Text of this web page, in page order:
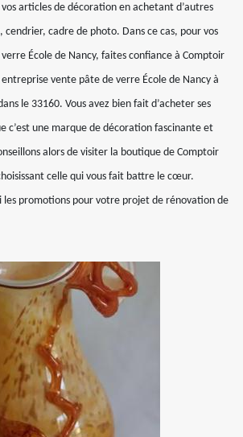
articles de décoration en achetant d’autres
cendrier, cadre de photo. Dans ce cas, pour vos
École de Nancy, faites confiance à Comptoir
vente pâte de verre École de Nancy à
le 33160. Vous avez bien fait d’acheter ses
c’est une marque de décoration fascinante et
alors de visiter la boutique de Comptoir
celle qui vous fait battre le cœur.
les promotions pour votre projet de rénovation de